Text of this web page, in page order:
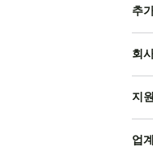
추
회
지원
업